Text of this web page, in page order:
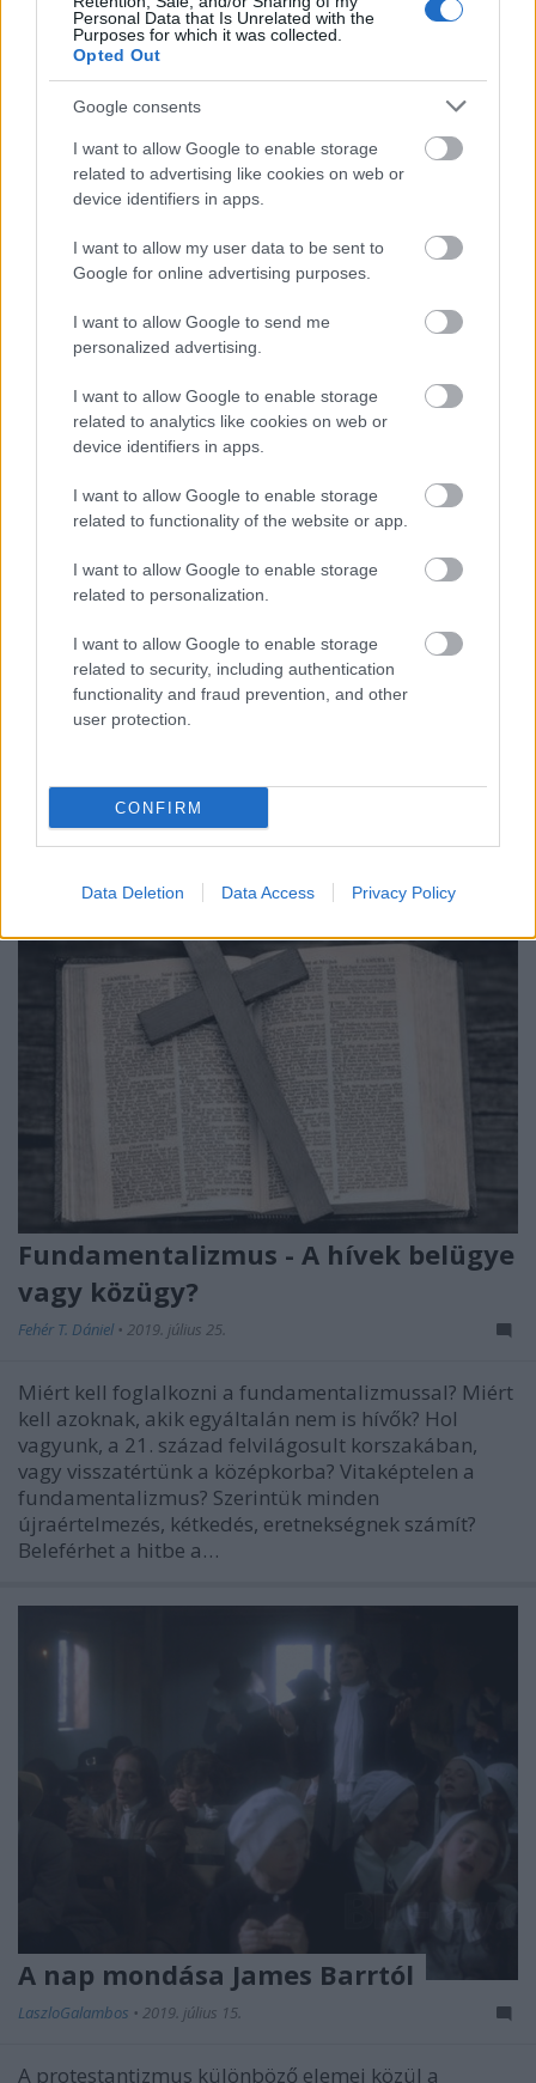
Personal Data that Is Unrelated with the
Purposes for which it was collected.
Opted Out
Google consents
I want to allow Google to enable storage
related to advertising like cookies on web or
device identifiers in apps.
I want to allow my user data to be sent to
Google for online advertising purposes.
I want to allow Google to send me
personalized advertising.
I want to allow Google to enable storage
related to analytics like cookies on web or
device identifiers in apps.
I want to allow Google to enable storage
related to functionality of the website or app.
I want to allow Google to enable storage
related to personalization.
I want to allow Google to enable storage
related to security, including authentication
functionality and fraud prevention, and other
user protection.
CONFIRM
Data Deletion Data Access Privacy Policy
KDNP-t, hogy maradjon az Európai Néppárt tagja.
Mi oka lehetne ennek? A Vatikánban felfigyeltek
talán Európa egyik legnagyobb választói
támogatottsággal bíró kereszténydemokrata
pártjának a felebaráti…
Gondolatok Hans Küng teológustól
Kérdés, hogy milyen legyen vallás és kultúra
viszonya (...) Azt mondanám, hogy ha vallás és
kultúra teljesen azonossá lesz, akkor az veszélyessé
láttuk Lengyelországban, és ez történt Írországban
is. [1] Szabó István református és…
Fundamentalizmus - A hívek belügye
vagy közügy?
Fehér T. Dániel • 2019. július 25.
Miért kell foglalkozni a fundamentalizmussal? Miért
kell azoknak, akik egyáltalán nem is hívők? Hol
vagyunk, a 21. század felvilágosult korszakában,
vagy visszatértünk a középkorba? Vitaképtelen a
fundamentalizmus? Szerintük minden
újraértelmezés, kétkedés, eretnekségnek számít?
Beleférhet a hitbe a…
A nap mondása James Barrtól
LaszloGalambos • 2019. július 15.
A protestantizmus különböző elemei közül a